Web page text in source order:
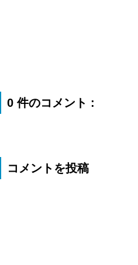
0 件のコメント :
コメントを投稿